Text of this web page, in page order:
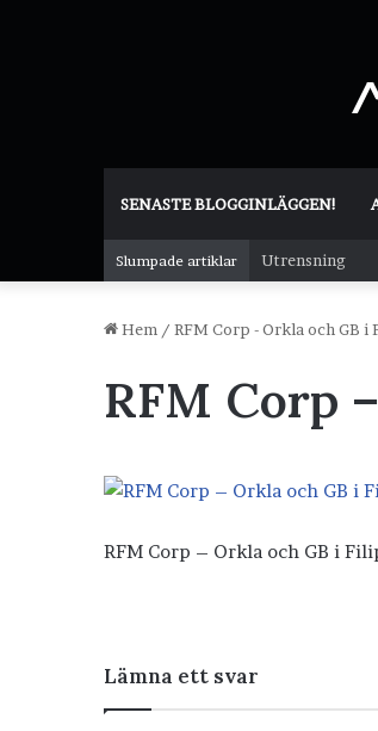
SENASTE BLOGGINLÄGGEN!
Slumpade artiklar Utrensning
Hem / RFM Corp - Orkla och GB
RFM Corp
RFM Corp – Orkla och GB i
Lämna ett svar